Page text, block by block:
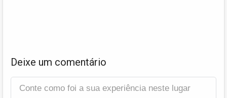
Deixe um comentário